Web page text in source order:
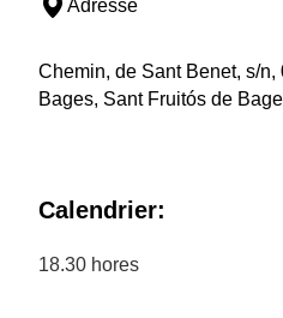
Adresse
Chemin, de Sant Benet, s/
Bages, Sant Fruitós de
Calendrier:
18.30 hores